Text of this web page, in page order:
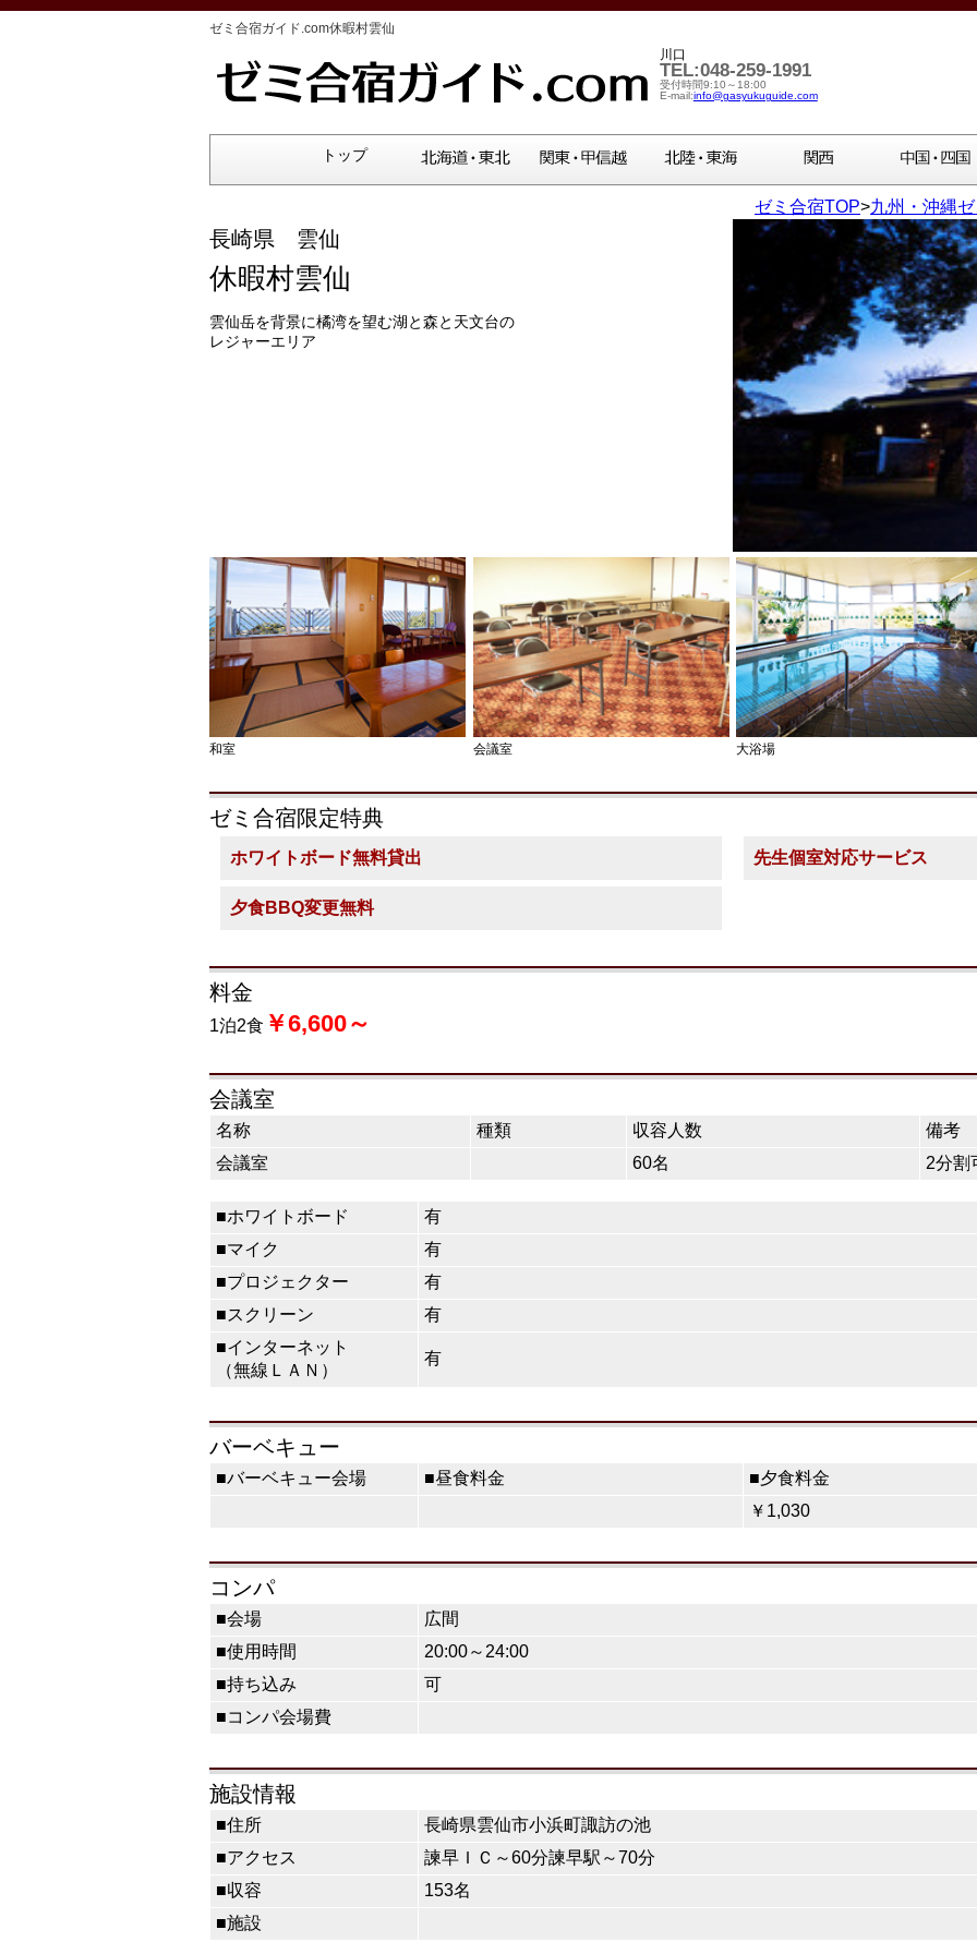
ゼミ合宿ガイド.com休暇村雲仙
川口
TEL:048-259-1991
受付時間9:10～18:00
E-mail:info@gasyukuguide.com
トップ
ゼミ合宿TOP>九州・沖縄
長崎県 雲仙
休暇村雲仙
雲仙岳を背景に橘湾を望む湖と森と天文台の
レジャーエリア
和室 会議室 大浴場
ゼミ合宿限定特典
ホワイトボード無料貸出 先生個室対応サービス
夕食BBQ変更無料
料金
1泊2食 ￥6,600～
会議室
名称 種類 収容人数
備考
会議室
60名 2分割
■ホワイトボード
有
■マイク
有
■プロジェクター
有
■スクリーン
有
■インターネット
（無線ＬＡＮ）
有
バーベキュー
■バーベキュー会場 ■昼食料金
■夕食料金
￥1,030
コンパ
■会場
広間
■使用時間
20:00～24:00
■持ち込み
可
■コンパ会場費
施設情報
■住所
長崎県雲仙市小浜町諏訪の池
■アクセス
諫早ＩＣ～60分諫早駅～70分
■収容
153名
■施設